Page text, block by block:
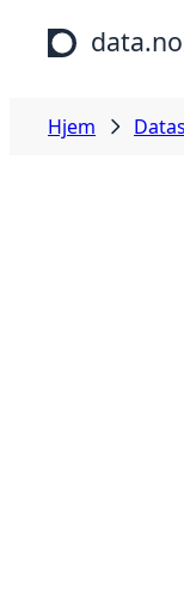
Hopp til
Hjem